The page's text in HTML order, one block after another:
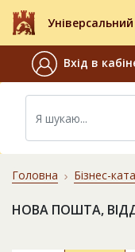
Вхід в
Головна Бізнес-
НОВА ПОШТА,